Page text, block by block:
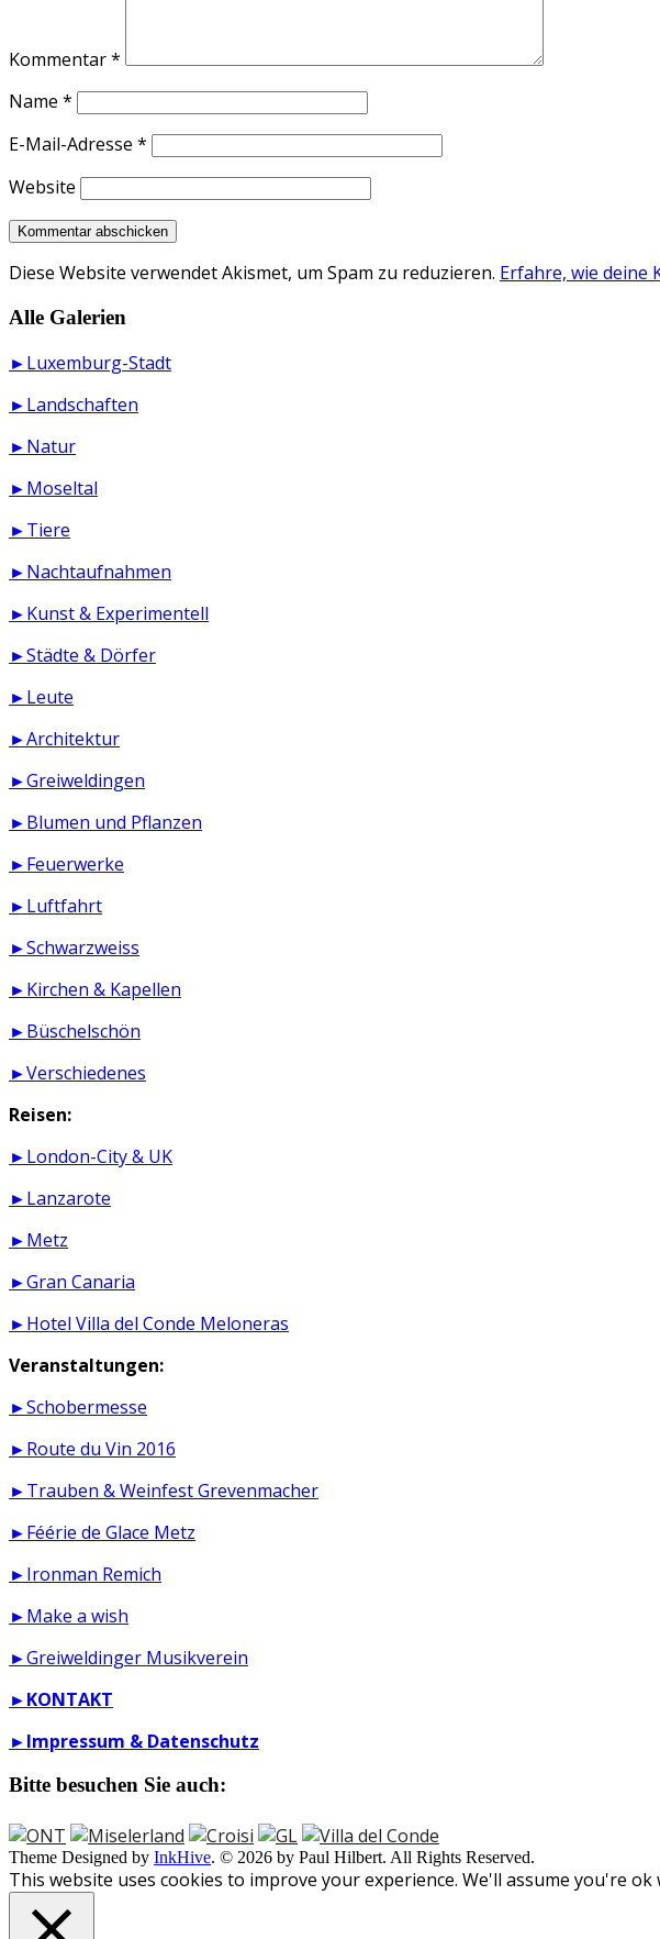
Kommentar*
Name *
E-Mail-Adresse *
Website
Diese Website verwendet Akismet, um Spam zu reduzieren. Erfahre, wie deine
Alle Galerien
►Luxemburg-Stadt
►Landschaften
►Natur
►Moseltal
►Tiere
►Nachtaufnahmen
►Kunst & Experimentell
►Städte & Dörfer
►Leute
►Architektur
►Greiweldingen
►Blumen und Pflanzen
►Feuerwerke
►Luftfahrt
►Schwarzweiss
►Kirchen & Kapellen
►Büschelschön
►Verschiedenes
Reisen:
►London-City & UK
►Lanzarote
►Metz
►Gran Canaria
►Hotel Villa del Conde Meloneras
Veranstaltungen:
►Schobermesse
►Route du Vin 2016
►Trauben & Weinfest Grevenmacher
►Féérie de Glace Metz
►Ironman Remich
►Make a wish
►Greiweldinger Musikverein
►KONTAKT
►Impressum & Datenschutz
Bitte besuchen Sie auch:
Theme Designed by InkHive. © 2026 by Paul Hilbert. All Rights Reserved.
This website uses cookies to improve your experience. We'll assume you're